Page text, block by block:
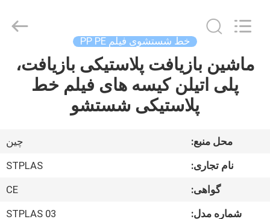
صفحه
اصلی
محصولات
MACHINERY
CO.,LTD.
خط شستشوی فیلم PP PE
ماشین بازیافت پلاستیکی بازیافت،
پلی اتیلن کیسه های فیلم خط
پلاستیکی شستشو
محل منبع:
چین
نام تجاری:
STPLAS
گواهی:
CE
شماره مدل:
STPLAS 03